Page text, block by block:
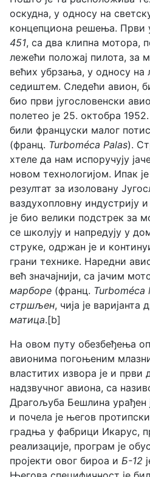
оскудна, у односу на
концепциона решења. Први
451, са два клипна мотора,
лежећи положај пилота, за
већих убрзања, у односу на
седиштем. Следећи авион,
био први југословенски
полетео је 25. октобра
били француски малог
(франц. Turboméca Palas).
хтеле да нам испоручују
новом технологијом. Ипак
резултат за изоловану
ваздухопловну индустрију
је био велики подстрек за
се школују и напредују у
струке, одржан је и
грани технике. Наредни
већ значајнији, са јачим
марборе (франц. Turboméca
стршљен, чија је варијанта
матица.[b]
На овом путу обезбеђења
авионима погоњеним
властитих извора је и први
надзвучног авиона, са
Драгољуба Бешлина урађен
и почела је његов
градња у фабрици Икарус,
реализације, програм је
пројекти овог бироа и Б-12